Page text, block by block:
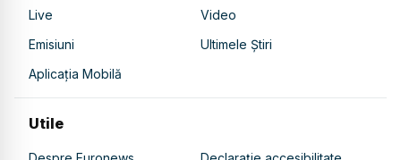
Live
Video
Emisiuni
Ultimele Știri
Aplicația Mobilă
Utile